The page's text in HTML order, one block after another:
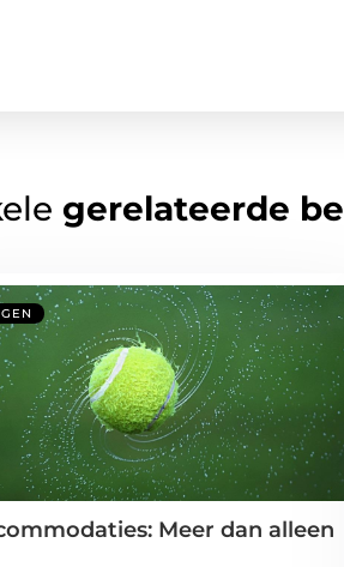
gerelateerde
Meer dan alleen